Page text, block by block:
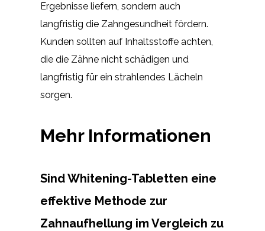
Ergebnisse liefern, sondern auch
langfristig die Zahngesundheit fördern.
Kunden sollten auf Inhaltsstoffe achten,
die die Zähne nicht schädigen und
langfristig für ein strahlendes Lächeln
sorgen.
Mehr Informationen
Sind Whitening-Tabletten eine
effektive Methode zur
Zahnaufhellung im Vergleich zu